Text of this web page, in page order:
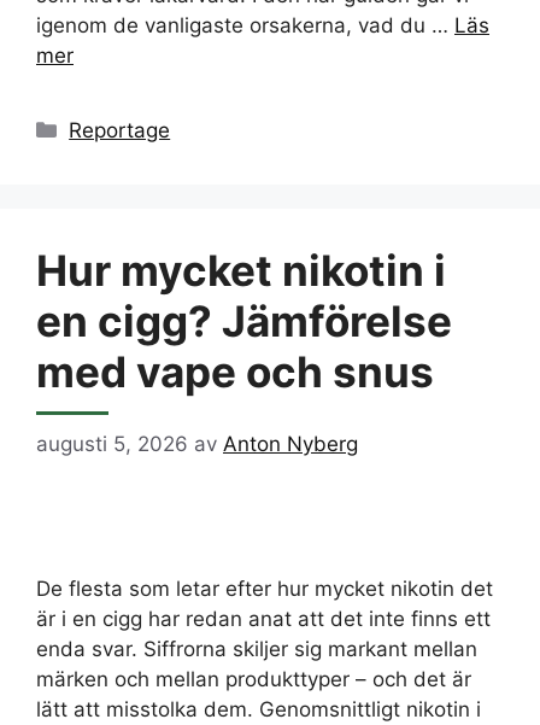
igenom de vanligaste orsakerna, vad du … Läs
mer
Kategorier
Reportage
Hur mycket nikotin i
en cigg? Jämförelse
med vape och snus
augusti 5, 2026 av Anton Nyberg
De flesta som letar efter hur mycket nikotin det
är i en cigg har redan anat att det inte finns ett
enda svar. Siffrorna skiljer sig markant mellan
märken och mellan produkttyper – och det är
lätt att misstolka dem. Genomsnittligt nikotin i